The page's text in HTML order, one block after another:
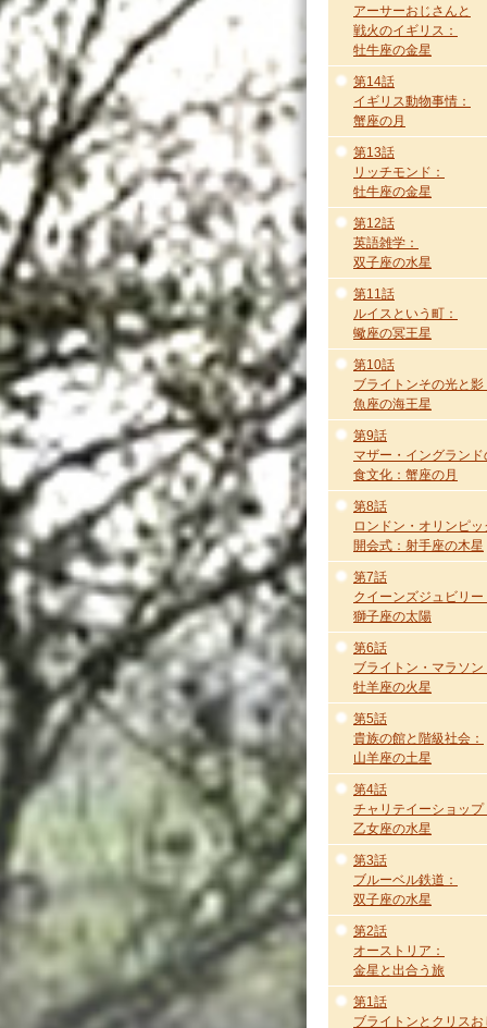
アーサーおじさんと
戦火のイギリス：
牡牛座の金星
第14話
イギリス動物事情：
蟹座の月
第13話
リッチモンド：
牡牛座の金星
第12話
英語雑学：
双子座の水星
第11話
ルイスという町：
蠍座の冥王星
第10話
ブライトンその光と影
魚座の海王星
第9話
マザー・イングランド
食文化：蟹座の月
第8話
ロンドン・オリンピッ
開会式：射手座の木星
第7話
クイーンズジュビリー
獅子座の太陽
第6話
ブライトン・マラソン
牡羊座の火星
第5話
貴族の館と階級社会：
山羊座の土星
第4話
チャリテイーショップ
乙女座の水星
第3話
ブルーベル鉄道：
双子座の水星
第2話
オーストリア：
金星と出合う旅
第1話
ブライトンとクリスお